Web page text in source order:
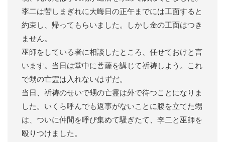
李二は苦しまぎれに大晦日の正午までには工面すると
約束し、帰ってもらいました。しかし金の工面はつき
ません。
巫師をしている者に相談したところ、任せておけと言
います。当日は堂中に菩薩を講じて祈祷しよう。これ
で甥の亡霊は入れないはずだ。
当日、祈祷のせいで甥の亡霊は外で待つことになりま
した。いくら呼んでも返事がないことに腹を立てた甥
は、ついに仲間を呼び集めて騒ぎたて、李二と巫師を
殴りつけました。